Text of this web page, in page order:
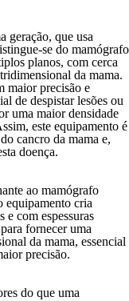
geração, que usa
se do mamógrafo
planos, com cerca
da mama.
maior precisão e
de despistar lesões ou
uma maior densidade
este equipamento é
cancro da mama e,
doença.
ao mamógrafo
equipamento cria
e com espessuras
fornecer uma
da mama, essencial
precisão.
do que uma